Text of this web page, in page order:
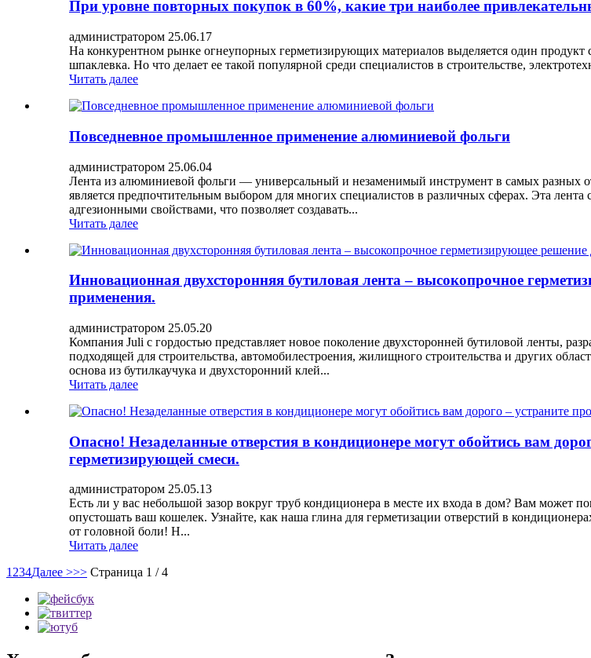
При уровне повторных покупок в 60%, какие три наиболее
администратором 25.06.17
На конкурентном рынке огнеупорных герметизирующих материалов выделяется один
шпаклевка. Но что делает ее такой популярной среди специалистов в строительстве,
Читать далее
Повседневное промышленное применение алюминиевой фольги
администратором 25.06.04
Лента из алюминиевой фольги — универсальный и незаменимый инструмент в самых разных
является предпочтительным выбором для многих специалистов в различных сферах. Эта
адгезионными свойствами, что позволяет создавать...
Читать далее
Инновационная двухсторонняя бутиловая лента – высокопрочное
применения.
администратором 25.05.20
Компания Juli с гордостью представляет новое поколение двухсторонней бутиловой ленты,
подходящей для строительства, автомобилестроения, жилищного строительства и других
основа из бутилкаучука и двухсторонний клей...
Читать далее
Опасно! Незаделанные отверстия в кондиционере могут обойтись вам
герметизирующей смеси.
администратором 25.05.13
Есть ли у вас небольшой зазор вокруг труб кондиционера в месте их входа в дом? Вам может
опустошать ваш кошелек. Узнайте, как наша глина для герметизации отверстий в
от головной боли! H...
Читать далее
1234Далее >>> Страница 1 / 4